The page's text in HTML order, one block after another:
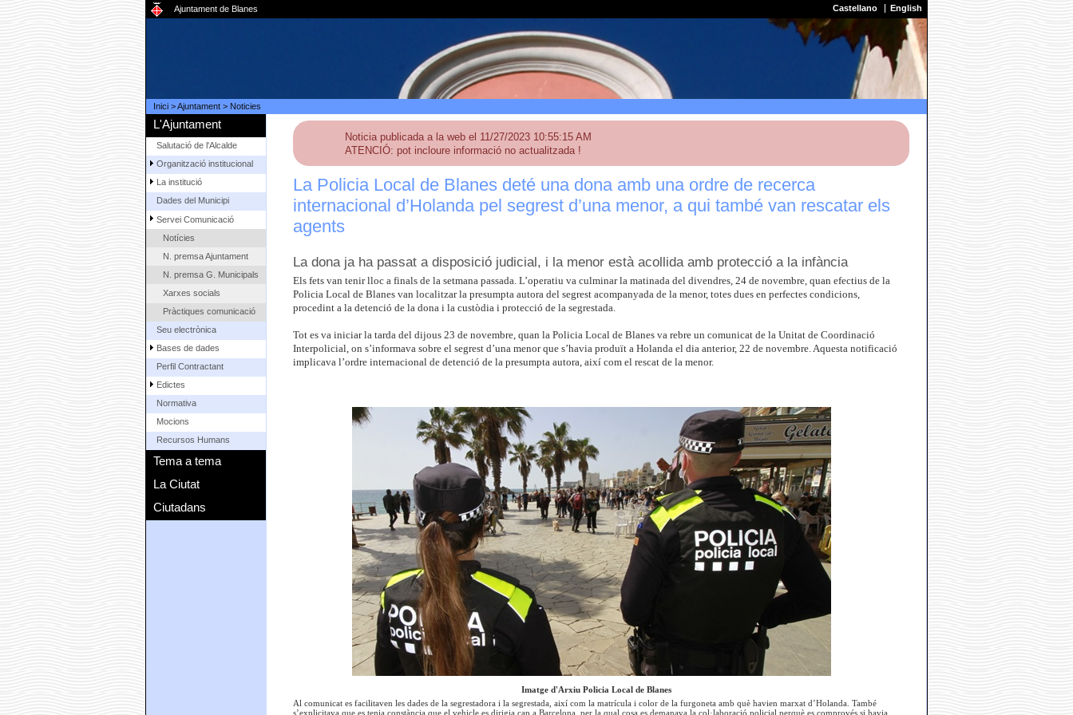
Ajuntament de Blanes Castellano English
Inici>Ajuntament> Noticies
L'Ajuntament
Salutació de l'Alcalde
Organització institucional
La institució
Dades del Municipi
Servei Comunicació
Notícies
N. premsa Ajuntament
N. premsa G. Municipals
Xarxes socials
Pràctiques comunicació
Seu electrònica
Bases de dades
Perfil Contractant
Edictes
Normativa
Mocions
Recursos Humans
Tema a tema
La Ciutat
Ciutadans
Noticia publicada a la web el 11/27/2023 10:55:15 AM
ATENCIÓ: pot incloure informació no actualitzada !
La Policia Local de Blanes deté una dona amb una ordre de recerca
internacional d’Holanda pel segrest d’una menor, a qui també van rescatar els
agents
La dona ja ha passat a disposició judicial, i la menor està acollida amb protecció a la infància
Els fets van tenir lloc a finals de la setmana passada. L’operatiu va culminar la matinada del divendres, 24 de novembre, quan efectius de la
Policia Local de Blanes van localitzar la presumpta autora del segrest acompanyada de la menor, totes dues en perfectes condicions,
procedint a la detenció de la dona i la custòdia i protecció de la segrestada.
Tot es va iniciar la tarda del dijous 23 de novembre, quan la Policia Local de Blanes va rebre un comunicat de la Unitat de Coordinació
Interpolicial, on s’informava sobre el segrest d’una menor que s’havia produït a Holanda el dia anterior, 22 de novembre. Aquesta notificació
implicava l’ordre internacional de detenció de la presumpta autora, així com el rescat de la menor.
Imatge d'Arxiu Policia Local de Blanes
Al comunicat es facilitaven les dades de la segrestadora i la segrestada, així com la matrícula i color de la furgoneta amb què havien marxat d’Holanda. També
s’explicitava que es tenia constància que el vehicle es dirigia cap a Barcelona, per la qual cosa es demanava la col·laboració policial perquè es comprovés si havia